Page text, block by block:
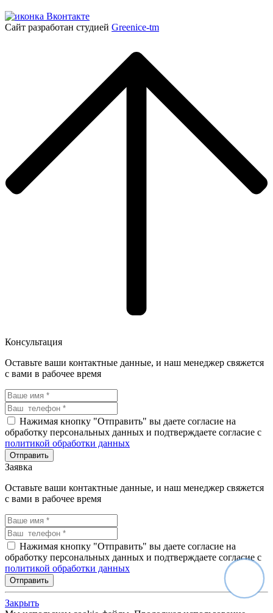
Сайт разработан студией Greenice-tm
Консультация
Оставьте ваши контактные данные, и наш менеджер свяжется
с вами в рабочее время
Нажимая кнопку "Отправить" вы даете согласие на
обработку персональных данных и подтверждаете согласие с
политикой обработки данных
Заявка
Оставьте ваши контактные данные, и наш менеджер свяжется
с вами в рабочее время
Нажимая кнопку "Отправить" вы даете согласие на
обработку персональных данных и подтверждаете согласие с
политикой обработки данных
Закрыть